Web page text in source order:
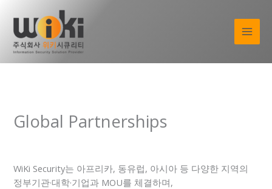
건
Global Partnerships
WiKi Security는 아프리카, 동유럽, 아시아 등 다양한 지역의
정부기관·대학·기업과 MOU를 체결하며,